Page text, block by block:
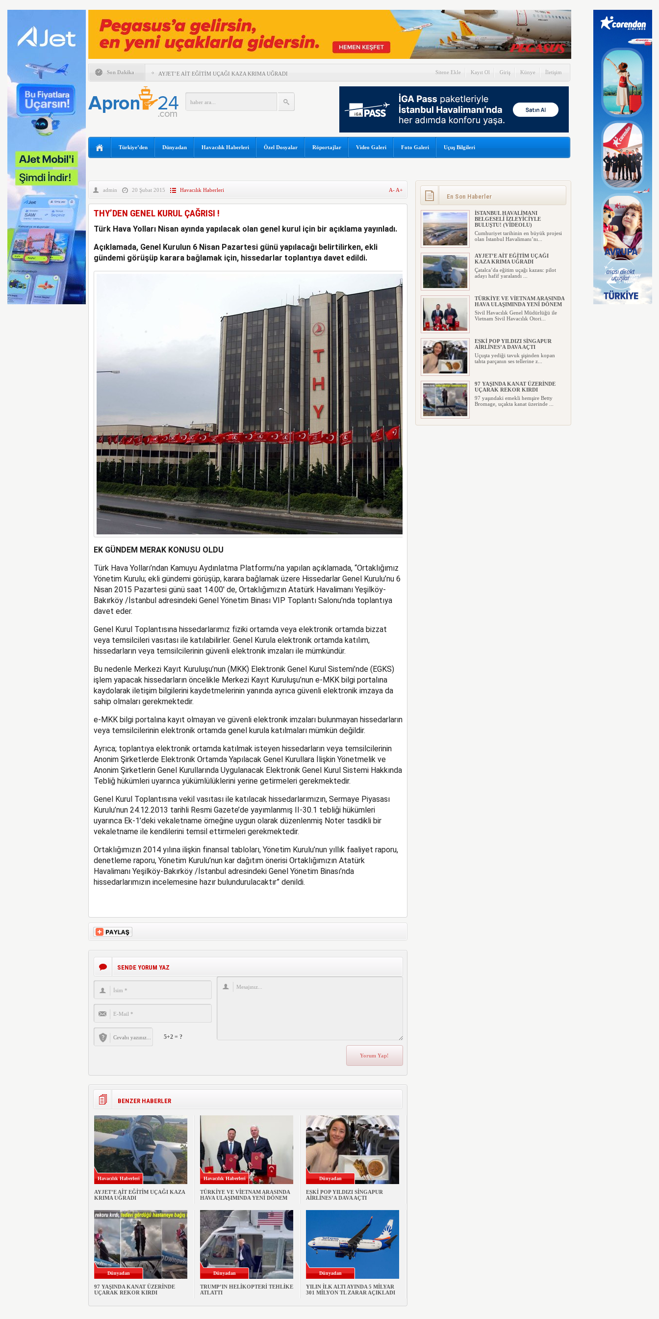
Son Dakika AYJET’E AİT EĞİTİM UÇAĞI KAZA KRIMA UĞRADI
ULAŞIMINDA YENİ DÖNEM
ESKİ POP YILDIZI SİNGAPUR AİRLİNES’A DAVA AÇTI
YILIN İLK ALTI AYINDA 5 MİLYAR 301 MİLYON TL
UÇAKTA BAŞ ÜSTÜ DOLABI PARALI HALE GELDİ
HİTİT BİLİŞİM 500’DE SEKTÖREL YAZILIM
AYJET’TE 137. DÖNEM MEZUNİYETİ
Sitene Ekle Kayıt Ol Giriş Künye İletişim
Türkiye’den Dünyadan Havacılık Haberleri Özel Dosyalar Röportajlar Video Galeri Foto Galeri Uçuş Bilgileri
admin 20 Şubat 2015 Havacılık Haberleri A- A+
THY’DEN GENEL KURUL ÇAĞRISI !
Türk Hava Yolları Nisan ayında yapılacak olan genel kurul için bir açıklama yayınladı.
Açıklamada, Genel Kurulun 6 Nisan Pazartesi günü yapılacağı belirtilirken, ekli
gündemi görüşüp karara bağlamak için, hissedarlar toplantıya davet edildi.
EK GÜNDEM MERAK KONUSU OLDU
Türk Hava Yolları’ndan Kamuyu Aydınlatma Platformu’na yapılan açıklamada, “Ortaklığımız
Yönetim Kurulu; ekli gündemi görüşüp, karara bağlamak üzere Hissedarlar Genel Kurulu’nu 6
Nisan 2015 Pazartesi günü saat 14.00′ de, Ortaklığımızın Atatürk Havalimanı Yeşilköy-
Bakırköy /İstanbul adresindeki Genel Yönetim Binası VIP Toplantı Salonu’nda toplantıya
davet eder.
Genel Kurul Toplantısına hissedarlarımız fiziki ortamda veya elektronik ortamda bizzat
veya temsilcileri vasıtası ile katılabilirler. Genel Kurula elektronik ortamda katılım,
hissedarların veya temsilcilerinin güvenli elektronik imzaları ile mümkündür.
Bu nedenle Merkezi Kayıt Kuruluşu’nun (MKK) Elektronik Genel Kurul Sistemi’nde (EGKS)
işlem yapacak hissedarların öncelikle Merkezi Kayıt Kuruluşu’nun e-MKK bilgi portalına
kaydolarak iletişim bilgilerini kaydetmelerinin yanında ayrıca güvenli elektronik imzaya da
sahip olmaları gerekmektedir.
e-MKK bilgi portalına kayıt olmayan ve güvenli elektronik imzaları bulunmayan hissedarların
veya temsilcilerinin elektronik ortamda genel kurula katılmaları mümkün değildir.
Ayrıca; toplantıya elektronik ortamda katılmak isteyen hissedarların veya temsilcilerinin
Anonim Şirketlerde Elektronik Ortamda Yapılacak Genel Kurullara İlişkin Yönetmelik ve
Anonim Şirketlerin Genel Kurullarında Uygulanacak Elektronik Genel Kurul Sistemi Hakkında
Tebliğ hükümleri uyarınca yükümlülüklerini yerine getirmeleri gerekmektedir.
Genel Kurul Toplantısına vekil vasıtası ile katılacak hissedarlarımızın, Sermaye Piyasası
Kurulu’nun 24.12.2013 tarihli Resmi Gazete’de yayımlanmış II-30.1 tebliği hükümleri
uyarınca Ek-1’deki vekaletname örneğine uygun olarak düzenlenmiş Noter tasdikli bir
vekaletname ile kendilerini temsil ettirmeleri gerekmektedir.
Ortaklığımızın 2014 yılına ilişkin finansal tabloları, Yönetim Kurulu’nun yıllık faaliyet raporu,
denetleme raporu, Yönetim Kurulu’nun kar dağıtım önerisi Ortaklığımızın Atatürk
Havalimanı Yeşilköy-Bakırköy /İstanbul adresindeki Genel Yönetim Binası’nda
hissedarlarımızın incelemesine hazır bulundurulacaktır” denildi.
SENDE YORUM YAZ
5+2 = ?
BENZER HABERLER
Havacılık Haberleri
AYJET’E AİT EĞİTİM UÇAĞI KAZA
KRIMA UĞRADI
Havacılık Haberleri
TÜRKİYE VE VİETNAM ARASINDA
HAVA ULAŞIMINDA YENİ DÖNEM
Dünyadan
ESKİ POP YILDIZI SİNGAPUR
AİRLİNES’A DAVA AÇTI
Dünyadan
97 YAŞINDA KANAT ÜZERİNDE
UÇARAK REKOR KIRDI
Dünyadan
TRUMP’IN HELİKOPTERİ TEHLİKE
ATLATTI
Dünyadan
YILIN İLK ALTI AYINDA 5 MİLYAR
301 MİLYON TL ZARAR AÇIKLADI
En Son Haberler
İSTANBUL HAVALİMANI
BELGESELİ İZLEYİCİYLE
BULUŞTU! (VİDEOLU)
Cumhuriyet tarihinin en büyük projesi
olan İstanbul Havalimanı’nı...
AYJET’E AİT EĞİTİM UÇAĞI
KAZA KRIMA UĞRADI
Çatalca’da eğitim uçağı kazası: pilot
adayı hafif yaralandı ...
TÜRKİYE VE VİETNAM ARASINDA
HAVA ULAŞIMINDA YENİ DÖNEM
Sivil Havacılık Genel Müdürlüğü ile
Vietnam Sivil Havacılık Otori...
ESKİ POP YILDIZI SİNGAPUR
AİRLİNES’A DAVA AÇTI
Uçuşta yediği tavuk şişinden kopan
tahta parçanın ses tellerine z...
97 YAŞINDA KANAT ÜZERİNDE
UÇARAK REKOR KIRDI
97 yaşındaki emekli hemşire Betty
Bromage, uçakta kanat üzerinde ...
TRUMP’IN HELİKOPTERİ